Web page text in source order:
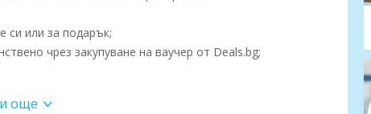
си или за подарък;
чрез закупуване на ваучер от Deals.bg;
още